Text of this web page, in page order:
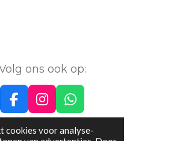
cookies voor analyse-
ons ook op:
F
a
c
I
n
s
W
h
a